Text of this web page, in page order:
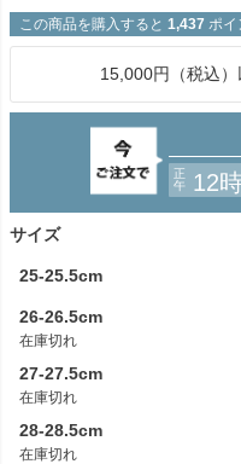
この商品を購入すると 1,437 ポイ
15,000円（税込
サイズ
25-25.5cm
26-26.5cm
在庫切れ
27-27.5cm
在庫切れ
28-28.5cm
在庫切れ